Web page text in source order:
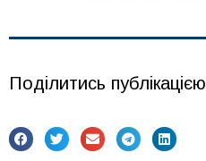
Поділитись публікацією